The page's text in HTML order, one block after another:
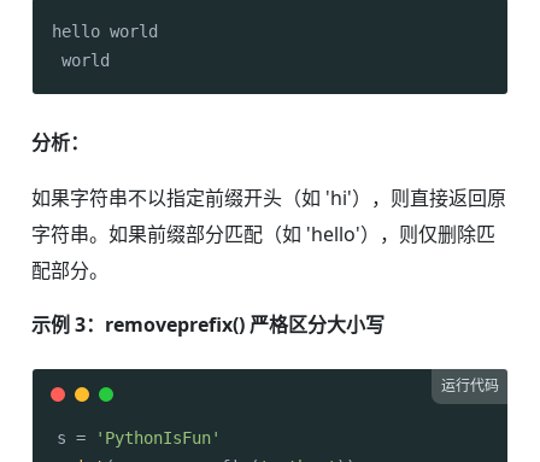
hello world
world
分析：
如果字符串不以指定前缀开头（如 'hi'），则直接返回原
字符串。如果前缀部分匹配（如 'hello'），则仅删除匹
配部分。
示例 3：removeprefix() 严格区分大小写
运行代码
s =
'PythonIsFun'